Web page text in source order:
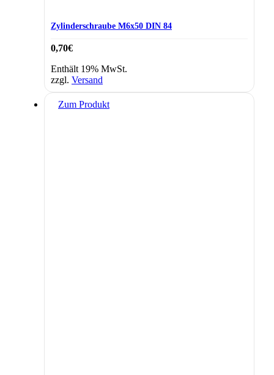
Zylinderschraube M6x50 DIN 84
0,70€
Enthält 19% MwSt.
zzgl. Versand
Zum Produkt